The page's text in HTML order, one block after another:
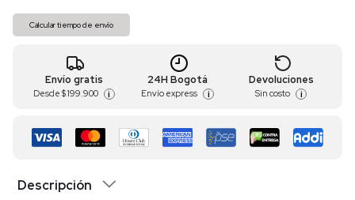
Calcular tiempo de envío
Envío gratis
Desde $ 199.900 i
24H Bogotá
Envío express i
Devoluciones
Sin costo i
Descripción